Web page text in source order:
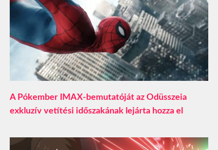
A Pókember IMAX-bemutatóját az Odüsszeia
exkluzív vetítési időszakának lejárta hozza el